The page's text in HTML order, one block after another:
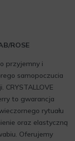
ROSE
przyjemny i
samopoczucia
to gwarancja
rytuału
oraz elastyczną
Oferujemy